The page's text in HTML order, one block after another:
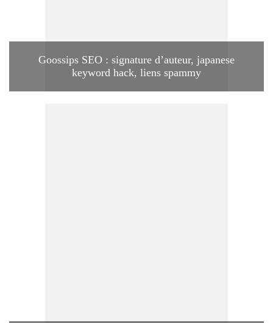
Goossips SEO : signature d’auteur, japanese
keyword hack, liens spammy